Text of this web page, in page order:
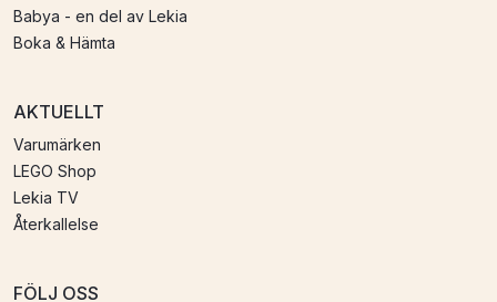
Babya - en del av Lekia
Boka & Hämta
AKTUELLT
Varumärken
LEGO Shop
Lekia TV
Återkallelse
FÖLJ OSS